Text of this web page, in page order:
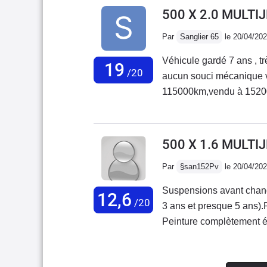
vraiment sympa et très
conduite, les 140 cv
assez silencieuse et
tissus de sièges, très
de l'eau....!!!!)J'ai aussi
baladait. Problème non
19 /20
500 X 2.0
Par Sanglier 65 le 20/04/
Véhicule gardé 7 ans ,
aucun souci mécanique vidange tous les 15000 km courroie de distribution à
115000km,vendu à 152000 contrôle technique vierge! Intérieur
vendue en
conduite !
12,6 /20
500 X 1.6
Par §san152Pv le 20/04/
Suspensions avant
3 ans et presque 5
Peinture complètement